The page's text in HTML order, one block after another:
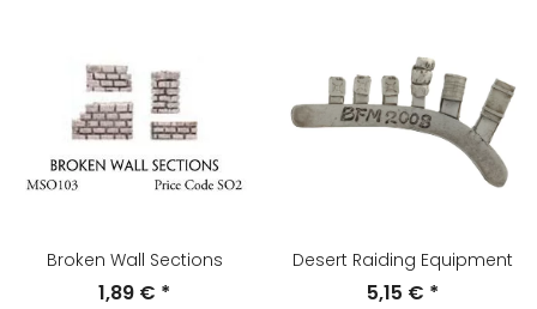
Broken Wall Sections
1,89 € *
Desert Raiding Equipment
5,15 € *